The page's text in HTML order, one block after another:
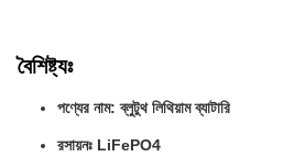
বৈশিষ্ট্যঃ
পণ্যের নাম: ব্লুটুথ লিথিয়াম ব্যাটারি
রসায়নঃ LiFePO4